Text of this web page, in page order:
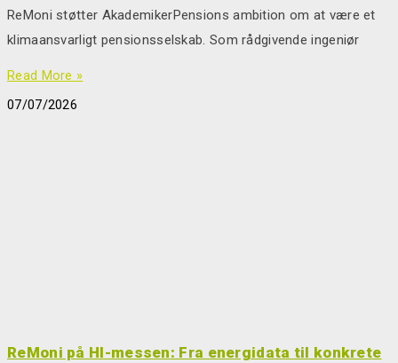
ReMoni støtter AkademikerPensions ambition om at være et
klimaansvarligt pensionsselskab. Som rådgivende ingeniør
Read More »
07/07/2026
ReMoni på HI-messen: Fra energidata til konkrete